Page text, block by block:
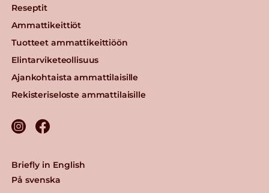
Reseptit
Ammattikeittiöt
Tuotteet ammattikeittiöön
Elintarviketeollisuus
Ajankohtaista ammattilaisille
Rekisteriseloste ammattilaisille
Briefly in English
På svenska